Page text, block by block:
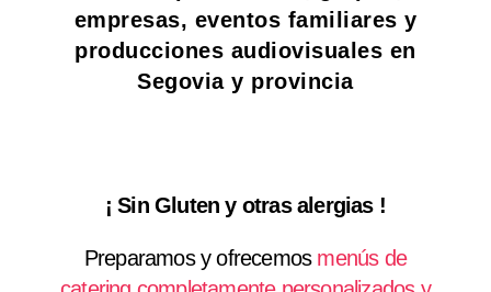
empresas, eventos familiares y
producciones audiovisuales en
Segovia y provincia
¡ Sin Gluten y otras alergias !
Preparamos y ofrecemos menús de